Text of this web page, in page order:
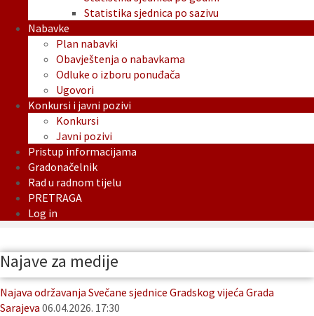
Statistika sjednica po sazivu
Nabavke
Plan nabavki
Obavještenja o nabavkama
Odluke o izboru ponuđača
Ugovori
Konkursi i javni pozivi
Konkursi
Javni pozivi
Pristup informacijama
Gradonačelnik
Rad u radnom tijelu
PRETRAGA
Log in
Najave za medije
Najava održavanja Svečane sjednice Gradskog vijeća Grada
Sarajeva 06.04.2026. 17:30